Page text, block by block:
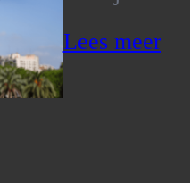
Lees meer